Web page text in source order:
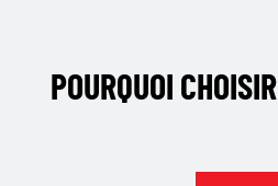
POURQUOI CHOISIR